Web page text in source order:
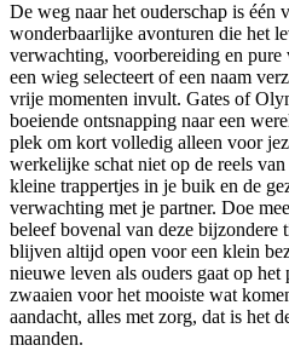
De weg naar het ouderschap is één
wonderbaarlijke avonturen die het
verwachting, voorbereiding en pure
een wieg selecteert of een naam
vrije momenten invult. Gates of
boeiende ontsnapping naar een
plek om kort volledig alleen voor
werkelijke schat niet op de reels
kleine trappertjes in je buik en de
verwachting met je partner. Doe
beleef bovenal van deze
blijven altijd open voor een klein
nieuwe leven als ouders gaat op
zwaaien voor het mooiste wat
aandacht, alles met zorg, dat is het
maanden.